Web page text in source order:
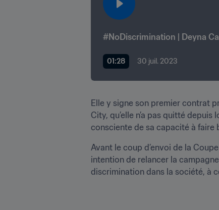
#NoDiscrimination | Deyna
01:28 30 juil. 2023
Elle y signe son premier contrat
City, qu’elle n’a pas quitté
consciente de sa capacité à faire
Avant le coup d’envoi de la
intention de relancer la
discrimination dans la société, à